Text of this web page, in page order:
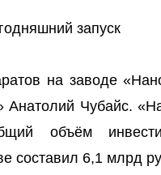
запуск
на заводе
Анатолий Чубайс.
объём
составил 6,1 млрд